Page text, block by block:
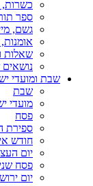
כשרות,
ספר
גשם,
שאלות
נושאים
שבת ומועדי
שבת
מועדי
פסח
ספירת
חודש
יום
פסח
יום